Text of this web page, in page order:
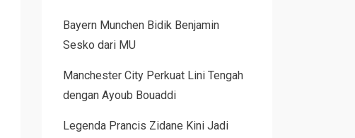
Bayern Munchen Bidik Benjamin
Sesko dari MU
Manchester City Perkuat Lini Tengah
dengan Ayoub Bouaddi
Legenda Prancis Zidane Kini Jadi